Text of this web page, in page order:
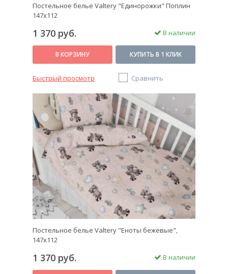
Постельное белье Valtery "Единорожки" Поплин
147x112
1 370 руб. В наличии
В КОРЗИНУ КУПИТЬ В 1 КЛИК
Быстрый просмотр Сравнить
Постельное белье Valtery "Еноты бежевые",
147х112
1 370 руб. В наличии